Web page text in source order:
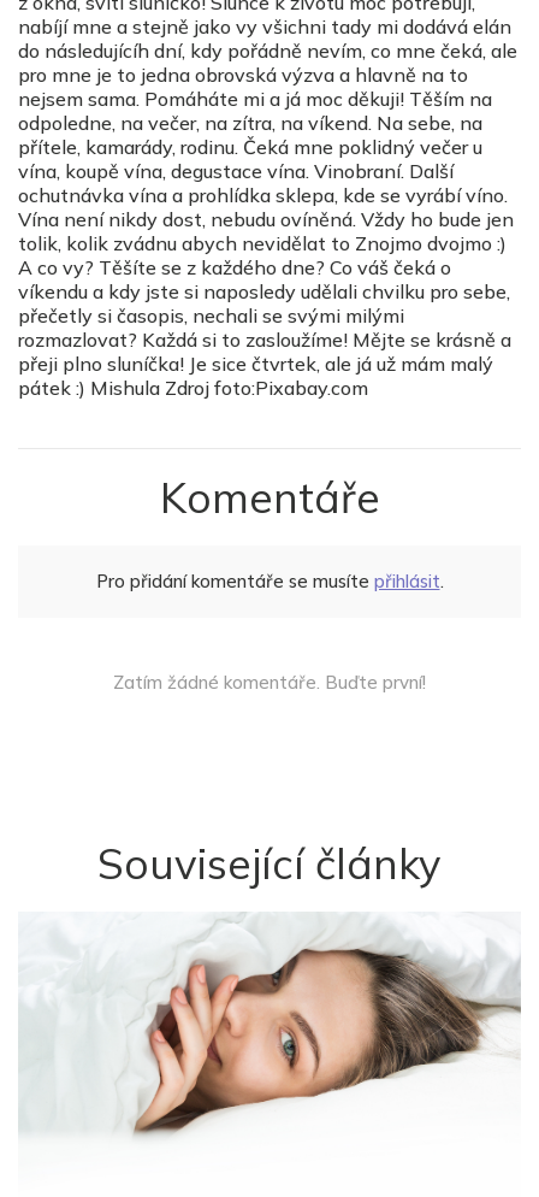
nabíjí mne a stejně jako vy všichni tady mi dodává elán
do následujícíh dní, kdy pořádně nevím, co mne čeká, ale
pro mne je to jedna obrovská výzva a hlavně na to
nejsem sama. Pomáháte mi a já moc děkuji! Těším na
odpoledne, na večer, na zítra, na víkend. Na sebe, na
přítele, kamarády, rodinu. Čeká mne poklidný večer u
vína, koupě vína, degustace vína. Vinobraní. Další
ochutnávka vína a prohlídka sklepa, kde se vyrábí víno.
Vína není nikdy dost, nebudu ovíněná. Vždy ho bude jen
tolik, kolik zvádnu abych nevidělat to Znojmo dvojmo :)
A co vy? Těšíte se z každého dne? Co váš čeká o
víkendu a kdy jste si naposledy udělali chvilku pro sebe,
přečetly si časopis, nechali se svými milými
rozmazlovat? Každá si to zasloužíme! Mějte se krásně a
přeji plno sluníčka! Je sice čtvrtek, ale já už mám malý
pátek :) Mishula Zdroj foto:Pixabay.com
Komentáře
Pro přidání komentáře se musíte přihlásit.
Zatím žádné komentáře. Buďte první!
Související články